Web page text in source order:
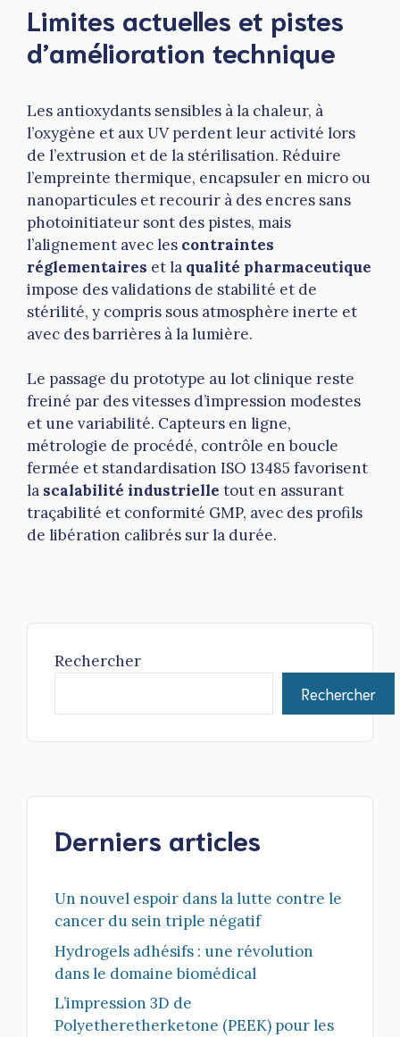
Limites actuelles et pistes
d’amélioration technique
Les antioxydants sensibles à la chaleur, à
l’oxygène et aux UV perdent leur activité lors
de l’extrusion et de la stérilisation. Réduire
l’empreinte thermique, encapsuler en micro ou
nanoparticules et recourir à des encres sans
photoinitiateur sont des pistes, mais
l’alignement avec les contraintes
réglementaires et la qualité pharmaceutique
impose des validations de stabilité et de
stérilité, y compris sous atmosphère inerte et
avec des barrières à la lumière.
Le passage du prototype au lot clinique reste
freiné par des vitesses d’impression modestes
et une variabilité. Capteurs en ligne,
métrologie de procédé, contrôle en boucle
fermée et standardisation ISO 13485 favorisent
la scalabilité industrielle tout en assurant
traçabilité et conformité GMP, avec des profils
de libération calibrés sur la durée.
Rechercher
Rechercher
Derniers articles
Un nouvel espoir dans la lutte contre le
cancer du sein triple négatif
Hydrogels adhésifs : une révolution
dans le domaine biomédical
L’impression 3D de
Polyetheretherketone (PEEK) pour les